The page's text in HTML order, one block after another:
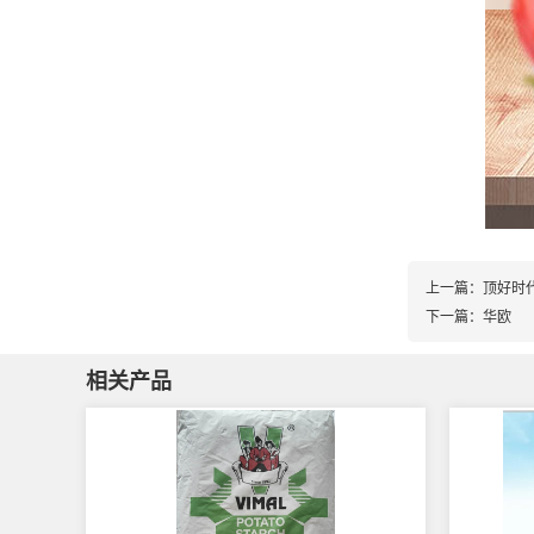
上一篇： 顶好时
下一篇： 华欧
相关产品